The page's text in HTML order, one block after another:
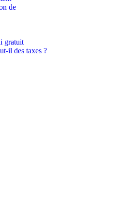
de
gratuit
il des taxes ?